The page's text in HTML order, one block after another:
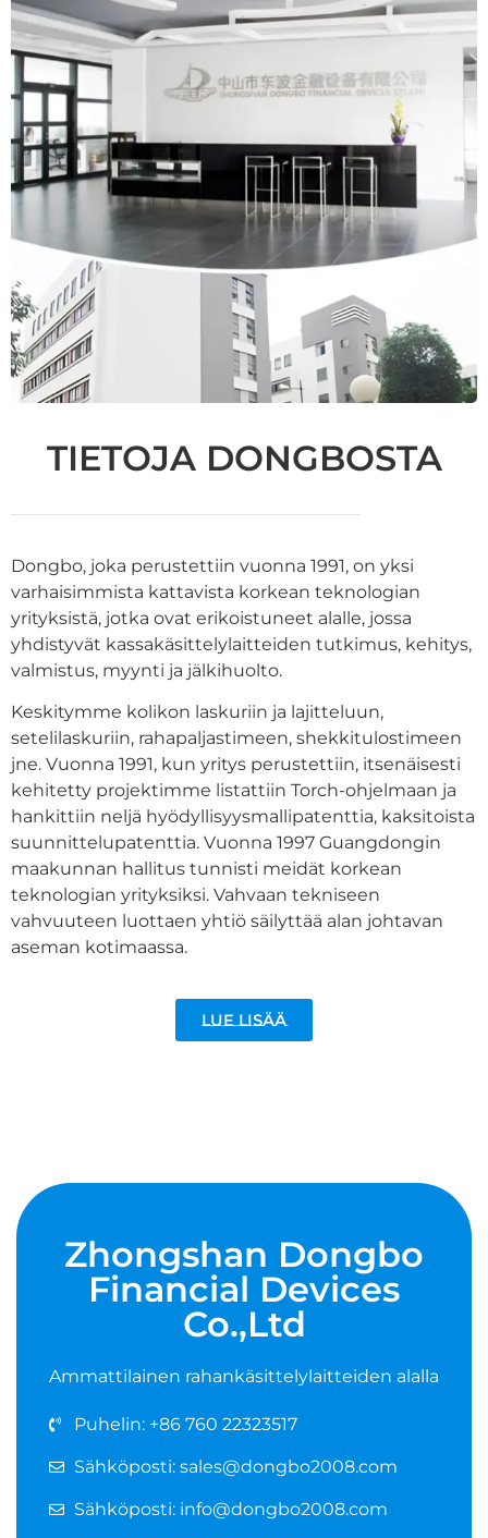
TIETOJA DONGBOSTA
Dongbo, joka perustettiin vuonna 1991, on yksi
varhaisimmista kattavista korkean teknologian
yrityksistä, jotka ovat erikoistuneet alalle, jossa
yhdistyvät kassakäsittelylaitteiden tutkimus, kehitys,
valmistus, myynti ja jälkihuolto.
Keskitymme kolikon laskuriin ja lajitteluun,
setelilaskuriin, rahapaljastimeen, shekkitulostimeen
jne. Vuonna 1991, kun yritys perustettiin, itsenäisesti
kehitetty projektimme listattiin Torch-ohjelmaan ja
hankittiin neljä hyödyllisyysmallipatenttia, kaksitoista
suunnittelupatenttia. Vuonna 1997 Guangdongin
maakunnan hallitus tunnisti meidät korkean
teknologian yrityksiksi. Vahvaan tekniseen
vahvuuteen luottaen yhtiö säilyttää alan johtavan
aseman kotimaassa.
Lue lisää
Zhongshan Dongbo
Financial Devices
Co.,Ltd
Ammattilainen rahankäsittelylaitteiden alalla
Puhelin: +86 760 22323517
Sähköposti: sales@dongbo2008.com
Sähköposti: info@dongbo2008.com